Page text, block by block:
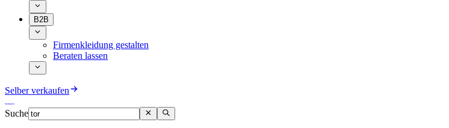
B2B
Firmenkleidung gestalten
Beraten lassen
Selber verkaufen
Suche